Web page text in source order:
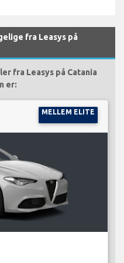
fra Leasys på
fra Leasys på Catania
er:
MELLEM ELITE